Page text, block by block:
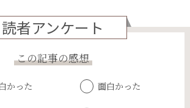
読者アンケート
この記事の感想
かった 面白かった